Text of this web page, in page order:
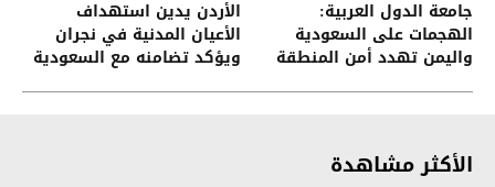
جامعة الدول العربية:
الهجمات على السعودية
واليمن تهدد أمن المنطقة
الأردن يدين استهداف
الأعيان المدنية في نجران
ويؤكد تضامنه مع السعودية
الأكثر مشاهدة